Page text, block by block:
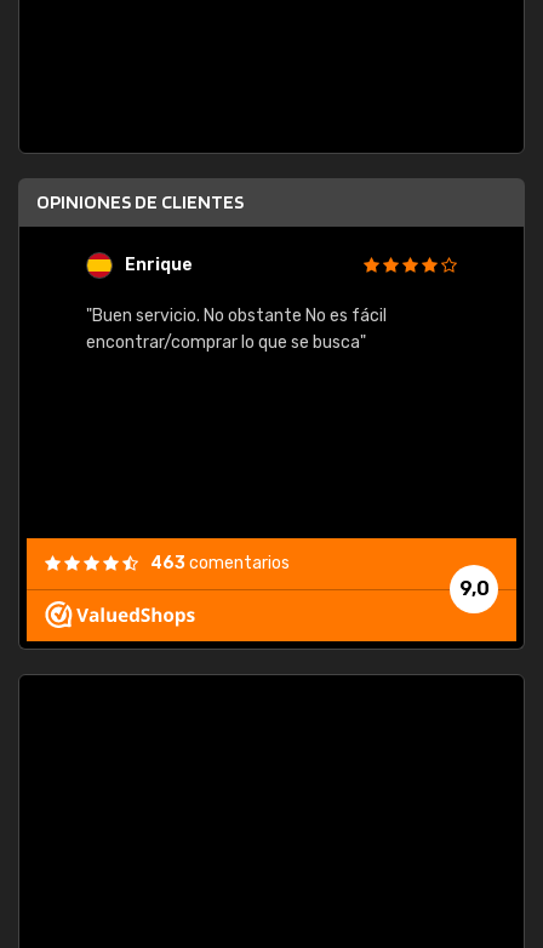
OPINIONES DE CLIENTES
Enrique
"Buen servicio. No obstante No es fácil
encontrar/comprar lo que se busca"
9,0
463comentarios